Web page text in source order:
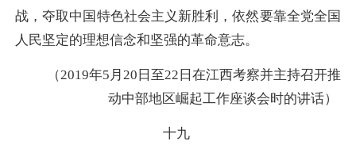
战，夺取中国特色社会主义新胜利，依然要靠全党全国
人民坚定的理想信念和坚强的革命意志。
（2019年5月20日至22日在江西考察并主持召开推
动中部地区崛起工作座谈会时的讲话）
十九